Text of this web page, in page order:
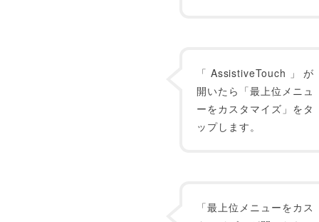
「AssistiveTouch」が
開いたら「最上位メニュ
ーをカスタマイズ」をタ
ップします。
「最上位メニューをカス